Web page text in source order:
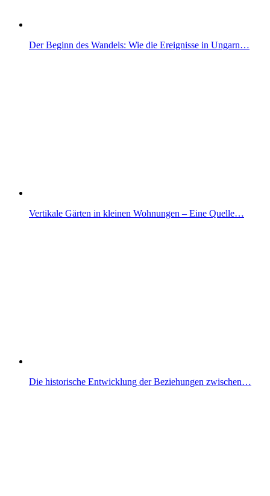
Der Beginn des Wandels: Wie die Ereignisse in Ungarn…
Vertikale Gärten in kleinen Wohnungen – Eine Quelle…
Die historische Entwicklung der Beziehungen zwischen…